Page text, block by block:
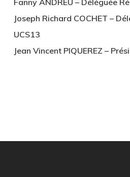
Fanny ANDREU – Déléguée
Joseph Richard COCHET –
UCS13
Jean Vincent PIQUEREZ –